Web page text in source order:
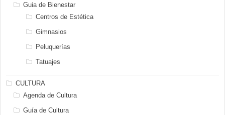
Guia de Bienestar
Centros de Estética
Gimnasios
Peluquerías
Tatuajes
CULTURA
Agenda de Cultura
Guía de Cultura